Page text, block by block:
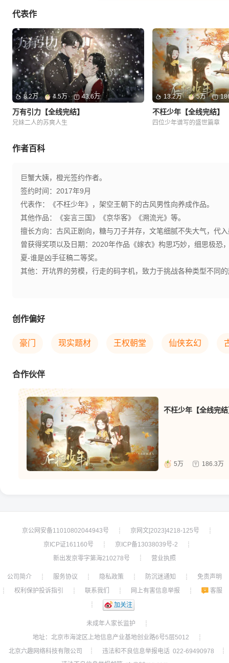
代表作
8.2万 4.5万 43.6万
万有引力【全线完结】
兄妹二人的苏爽人生
13.2万 5万
不枉少年【全线完结】
四位少年谱写的盛世篇章
作者百科
巨蟹大姨，橙光签约作者。
签约时间：2017年9月
代表作：《不枉少年》，架空王朝下的古风男性向养成作品。
其他作品：《妄言三国》《京华客》《溯流光》等。
擅长方向：古风正剧向，糖与刀子并存，文笔细腻不失大气，代
曾获得奖项以及日期：2020年作品《嫁衣》构思巧妙，细思极
夏-谁是凶手征稿二等奖。
其他：开坑界的劳模，行走的码字机，致力于挑战各种类型不同
创作偏好
豪门 现实题材 王权朝堂 仙侠玄幻
合作伙伴
不枉少年【全线完
5万 186.3万
京公网安备11010802044943号 ┊ 京网文[2023]4218-125号
┊
京ICP证161160号
┊ 京ICP备13038039号-2
┊
新出发京零字第海210278号
┊ 营业执照
公司简介 ┊ 服务协议 ┊ 隐私政策 ┊ 防沉迷通知 ┊
免责声明
┊
权利保护投诉指引 ┊ 联系我们 ┊ 网上有害信息举报 ┊
客服
┊
加关注
未成年人家长监护
┊
地址：北京市海淀区上地信息产业基地创业路6号5层5012
┊
北京六趣网络科技有限公司
┊ 违法和不良信息举报电话 022-69490978
┊